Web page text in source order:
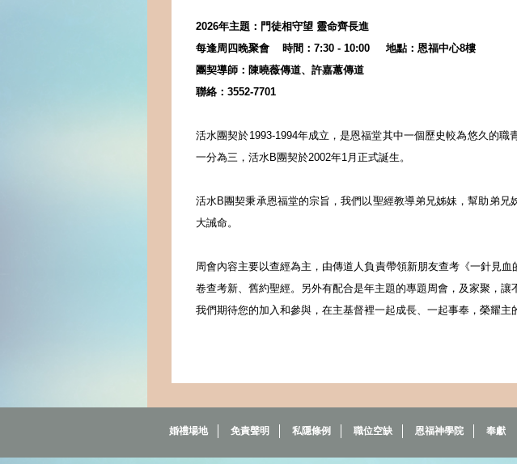
2026年主題：門徒相守望 靈命齊長進
每逢周四晚聚會 時間：7:30 - 10:00 地點：恩福中心8樓
團契導師：陳曉薇傳道、 許嘉蕙傳道
聯絡：3552-7701
活水團契於1993-1994年成立，是恩福堂其中一個歷史較為悠久的職
一分為三，活水B團契於2002年1月正式誕生。
活水B團契秉承恩福堂的宗旨，我們以聖經教導弟兄姊妹，幫助弟
大誡命。
周會內容主要以查經為主，由傳道人負責帶領新朋友查考《一針見血
卷查考新、舊約聖經。另外有配合是年主題的專題周會，及家聚，讓
我們期待您的加入和參與，在主基督裡一起成長、一起事奉，榮耀主
婚禮場地 免責聲明 私隱條例 職位空缺 恩福神學院 奉獻